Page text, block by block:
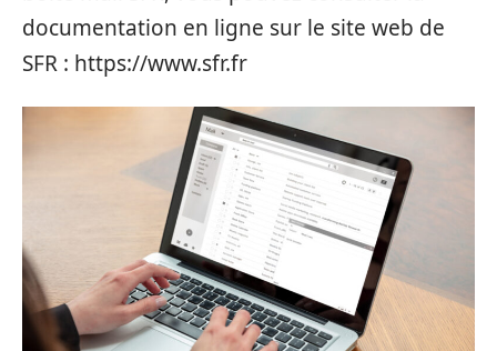
documentation en ligne sur le site web de
SFR : https://www.sfr.fr